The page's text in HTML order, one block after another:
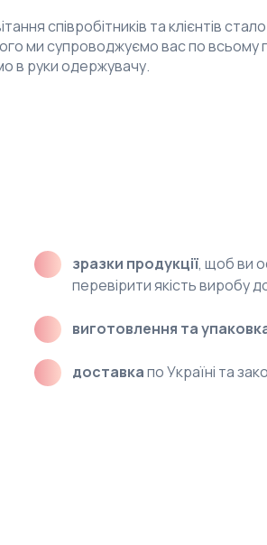
співробітників та клієнтів
ми супроводжуємо вас по всьому
в руки одержувачу.
зразки продукції, щоб ви
перевірити якість виробу
виготовлення та
доставкапо Україні та